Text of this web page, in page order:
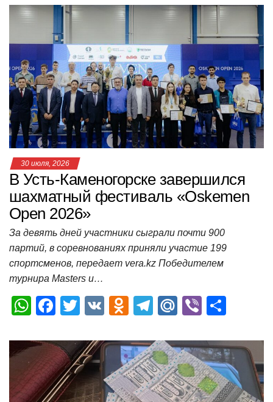
30 июля, 2026
В Усть-Каменогорске завершился
шахматный фестиваль «Oskemen
Open 2026»
За девять дней участники сыграли почти 900
партий, в соревнованиях приняли участие 199
спортсменов, передает vera.kz Победителем
турнира Masters и…
W
at
s
A
F
c
e
b
T
tt
er
V
O
n
o
kl
T
e
gr
a
M
.R
u
Vi
er п
р
а